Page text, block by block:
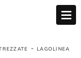
-LAGOLINEA